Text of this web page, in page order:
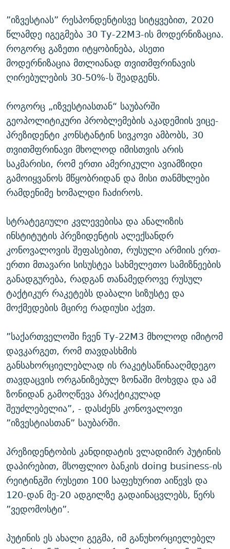
”იზვესტიას” რესპონდენტისვე სიტყვებით, 2020
წლამდე იგეგმება 30 Ту-22М3-ის მოდერნიზაცია.
როგორც გაზეთი იტყობინება, ასეთი
მოდერნიზაცია მთლიანად თვითმფრინავის
ღირებულების 30-50%-ს შეადგენს.
როგორც „იზვესტიასთან“ საუბარში
გეოპოლიტიკური პრობლემების აკადემიის ვიცე-
პრეზიდენტი კონსტანტინ სივკოვი ამბობს, 30
თვითმფრინავი მხოლოდ იმისთვის არის
საკმარისი, რომ ერთი ამერიკული ავიამზიდი
გამოიყვანოს მწყობრიდან და მისი თანმხლები
რამდენიმე ხომალდი ჩაძიროს.
სტრატეგიული კვლევებისა და ანალიზის
ინსტიტუტის პრეზიდენტის ალექსანდრ
კონოვალოვის შეფასებით, რუსული არმიის ერთ-
ერთი მთავარი სისუსტეა სახმელეთო სამიზნეების
განადგურება, რადგან თანამედროვე რუსულ
ტაქტიკურ რაკეტებს დაბალი სიზუსტე და
მოქმედების მცირე რადიუსი აქვთ.
”საქართველოში ჩვენ Ту-22М3 მხოლოდ იმიტომ
დავკარგეთ, რომ თავდასხმის
განსახორციელებლად ის რაკეტსაწინააღმდეგო
თავდაცვის ორგანიზებულ ზონაში მოხვდა და ამ
ზონიდან გამოღწევა პრაქტიკულად
შეუძლებელია”, - დასძენს კონოვალოვი
”იზვესტიასთან” საუბარში.
პრეზიდენტობის კანდიდატის ვლადიმირ პუტინის
დაპირებით, მსოფლიო ბანკის doing business-ის
რეიტინგში რუსეთი 100 საფეხურით აიწევს და
120-დან მე-20 ადგილზე გადაინაცვლებს, წერს
”ვედომოსტი”.
პუტინის ეს ახალი გეგმა, იმ განუხორციელებელ